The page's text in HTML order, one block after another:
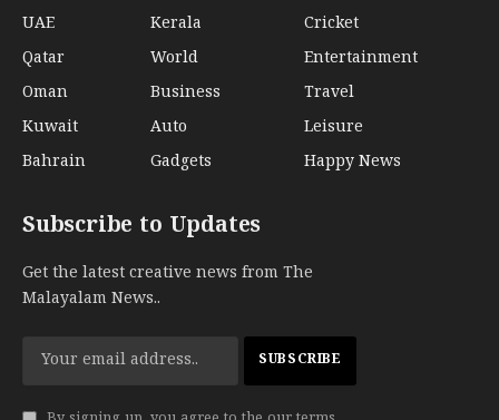
UAE
Qatar
Oman
Kuwait
Bahrain
Kerala
World
Business
Auto
Gadgets
Cricket
Entertainment
Travel
Leisure
Happy News
Subscribe to Updates
Get the latest creative news from The
Malayalam News..